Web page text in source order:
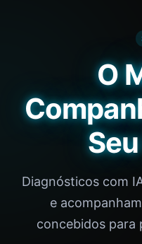
O
Diagnósticos com
e
concebidos para